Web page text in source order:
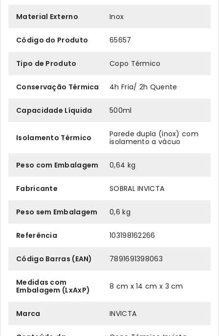
Material Externo Inox
Código do Produto 65657
Tipo de Produto Copo Térmico
Conservação Térmica 4h Fria/ 2h Quente
Capacidade Líquida 500ml
Isolamento Térmico
Parede dupla (inox) com
isolamento a vácuo
Peso com Embalagem 0,64 kg
Fabricante SOBRAL INVICTA
Peso sem Embalagem 0,6 kg
Referência 103198162266
Código Barras (EAN) 7891691398063
Medidas com
Embalagem (LxAxP)
8 cm x 14 cm x 3 cm
Marca INVICTA